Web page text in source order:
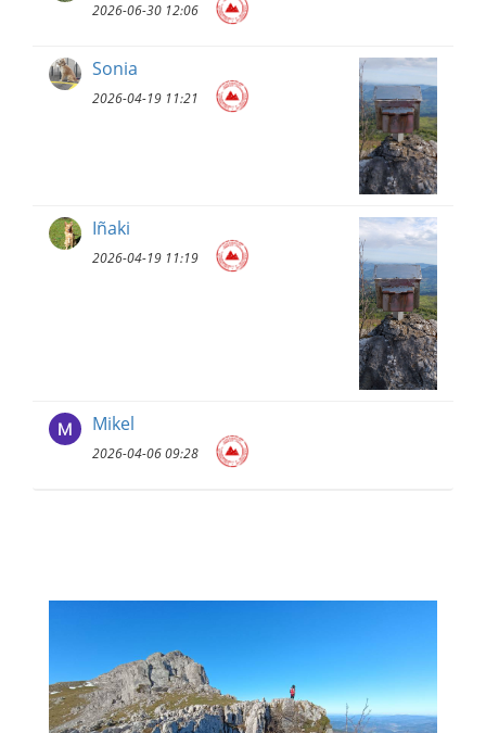
2026-06-30 12:06
Sonia
2026-04-19 11:21
Iñaki
2026-04-19 11:19
Mikel
2026-04-06 09:28